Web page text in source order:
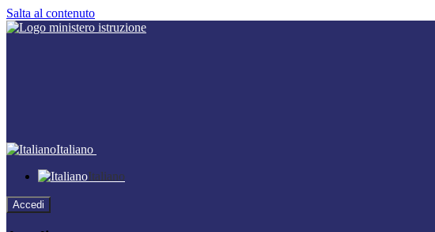
Salta al contenuto
Italiano
Italiano
Accedi